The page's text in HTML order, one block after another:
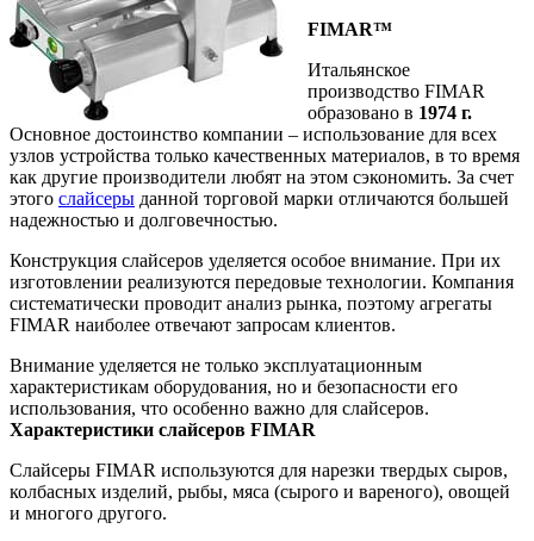
FIMAR™
Итальянское
производство FIMAR
образовано в 1974 г.
Основное достоинство компании – использование для всех
узлов устройства только качественных материалов, в то время
как другие производители любят на этом сэкономить. За счет
этого слайсеры данной торговой марки отличаются большей
надежностью и долговечностью.
Конструкция слайсеров уделяется особое внимание. При их
изготовлении реализуются передовые технологии. Компания
систематически проводит анализ рынка, поэтому агрегаты
FIMAR наиболее отвечают запросам клиентов.
Внимание уделяется не только эксплуатационным
характеристикам оборудования, но и безопасности его
использования, что особенно важно для слайсеров.
Характеристики слайсеров FIMAR
Слайсеры FIMAR используются для нарезки твердых сыров,
колбасных изделий, рыбы, мяса (сырого и вареного), овощей
и многого другого.